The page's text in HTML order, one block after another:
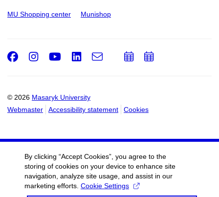
MU Shopping center Munishop
© 2026 Masaryk University
Webmaster
Accessibility statement Cookies
Facebook
Instagram
Youtube
LinkedIn
e-
AddAdd
By clicking “Accept Cookies”, you agree to the
storing of cookies on your device to enhance site
navigation, analyze site usage, and assist in our
marketing efforts. Cookie Settings